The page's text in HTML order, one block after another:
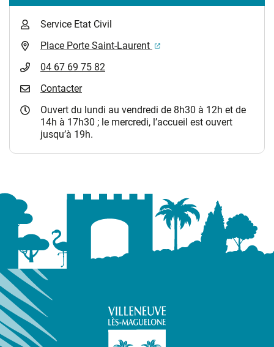
Service Etat Civil
Place Porte Saint-Laurent
(ouverture dans un
04 67 69 75 82
Contacter
Ouvert du lundi au vendredi de 8h30 à 12h et de
14h à 17h30 ; le mercredi, l’accueil est ouvert
jusqu’à 19h.